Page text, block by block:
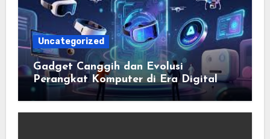
Uncategorized
Gadget Canggih dan Evolusi
Perangkat Komputer di Era Digital